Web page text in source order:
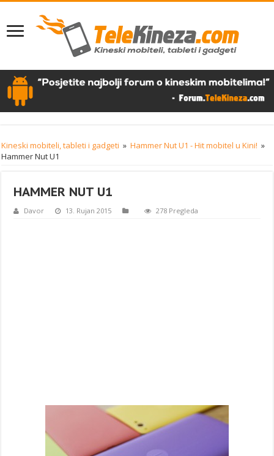
Kineski mobiteli, tableti i gadgeti » Hammer Nut U1 - Hit mobitel u Kini! »
Hammer Nut U1
HAMMER NUT U1
Davor 13. Rujan 2015 278 Pregleda